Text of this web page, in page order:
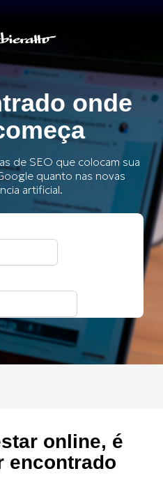
onde
de SEO que colocam sua
quanto nas novas
artificial.
online, é
encontrado